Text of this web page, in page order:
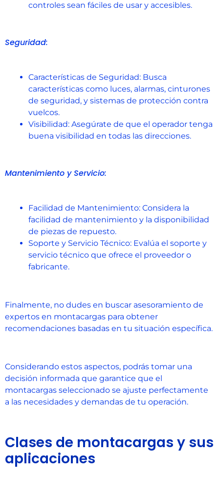
controles sean fáciles de usar y accesibles.
Seguridad:
Características de Seguridad: Busca
características como luces, alarmas, cinturones
de seguridad, y sistemas de protección contra
vuelcos.
Visibilidad: Asegúrate de que el operador tenga
buena visibilidad en todas las direcciones.
Mantenimiento y Servicio:
Facilidad de Mantenimiento: Considera la
facilidad de mantenimiento y la disponibilidad
de piezas de repuesto.
Soporte y Servicio Técnico: Evalúa el soporte y
servicio técnico que ofrece el proveedor o
fabricante.
Finalmente, no dudes en buscar asesoramiento de
expertos en montacargas para obtener
recomendaciones basadas en tu situación específica.
Considerando estos aspectos, podrás tomar una
decisión informada que garantice que el
montacargas seleccionado se ajuste perfectamente
a las necesidades y demandas de tu operación.
Clases de montacargas y sus
aplicaciones